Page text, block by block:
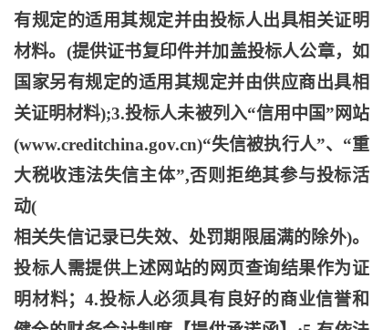
有规定的适用其规定并由投标人出具相关证明
材料。(提供证书复印件并加盖投标人公章，如
国家另有规定的适用其规定并由供应商出具相
关证明材料);3.投标人未被列入“信用中国”网站
(www.creditchina.gov.cn)“失信被执行人”、“重
大税收违法失信主体”,否则拒绝其参与投标活
动(
相关失信记录已失效、处罚期限届满的除外)。
投标人需提供上述网站的网页查询结果作为证
明材料；4.投标人必须具有良好的商业信誉和